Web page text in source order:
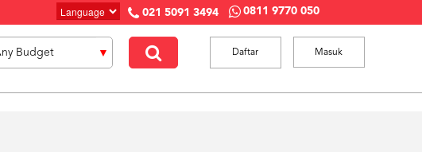
021 5091 3494 0811 9770 050
Masuk
Daftar